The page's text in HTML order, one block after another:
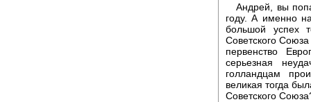
Андрей, вы
году. А именно
большой успех
Советского
первенство
серьезная
голландцам
великая тогда
Советского